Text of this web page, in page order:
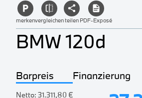
merkenvergleichenteilen PDF-Exposé
BMW 120d
Barpreis Finanzierung
Netto: 31.311,80 €